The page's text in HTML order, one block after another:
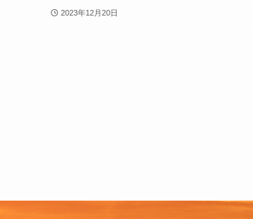
2023年12月20日